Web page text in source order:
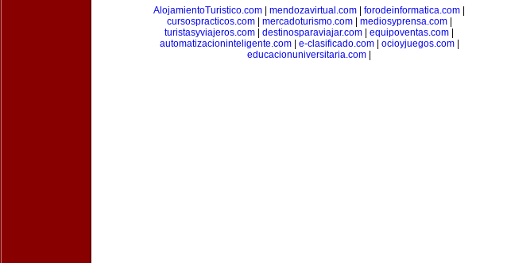
AlojamientoTuristico.com
mendozavirtual.com forodeinformatica.com
cursospracticos.com| mercadoturismo.com| mediosyprensa.com|
turistasyviajeros.com
destinosparaviajar.com equipoventas.com
automatizacioninteligente.com| e-clasificado.com| ocioyjuegos.com|
educacionuniversitaria.com